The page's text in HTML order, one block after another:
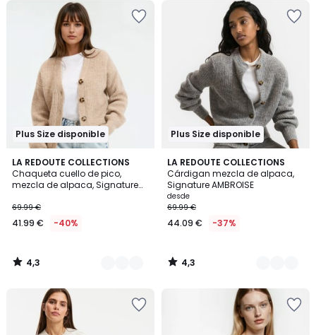
Plus Size disponible
LA REDOUTE COLLECTIONS
Chaqueta cuello de pico,
mezcla de alpaca, Signature
€
en
de
69.99
descuento
aplicado.
69.99 €
41.99 € -40%
4,3
/ 5
4
Colores
4,3
/
Plus Size disponible
LA REDOUTE COLLECTIONS
Cárdigan mezcla de alpaca,
Signature AMBROISE
desde
69.99 €
44.09 € -37%
4,3
/ 5
5
Colores
4,3
/